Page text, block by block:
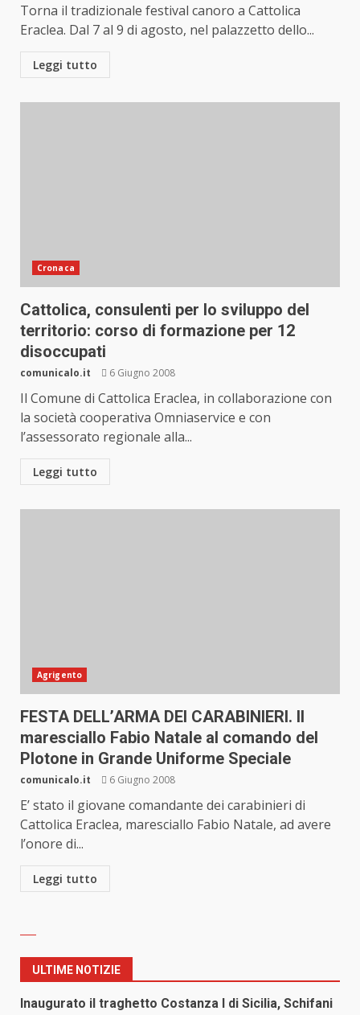
Torna il tradizionale festival canoro a Cattolica
Eraclea. Dal 7 al 9 di agosto, nel palazzetto dello...
Leggi tutto
Cronaca
Cattolica, consulenti per lo sviluppo del
territorio: corso di formazione per 12
disoccupati
comunicalo.it 6 Giugno 2008
Il Comune di Cattolica Eraclea, in collaborazione con
la società cooperativa Omniaservice e con
l’assessorato regionale alla...
Leggi tutto
Agrigento
FESTA DELL’ARMA DEI CARABINIERI. Il
maresciallo Fabio Natale al comando del
Plotone in Grande Uniforme Speciale
comunicalo.it 6 Giugno 2008
E’ stato il giovane comandante dei carabinieri di
Cattolica Eraclea, maresciallo Fabio Natale, ad avere
l’onore di...
Leggi tutto
ULTIME NOTIZIE
Inaugurato il traghetto Costanza I di Sicilia, Schifani